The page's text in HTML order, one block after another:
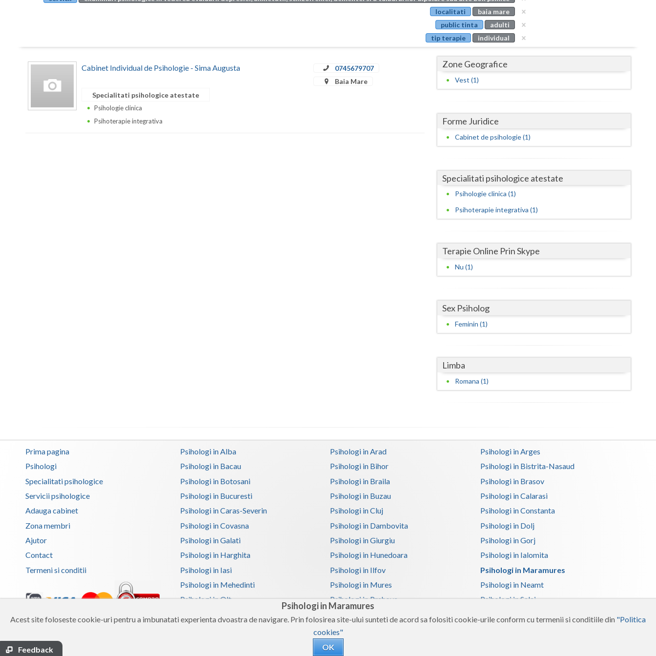
Psihologi in Maramures
Acest site foloseste cookie-uri pentru a imbunatati experienta dvoastra de navigare. Prin folosirea site-ului sunteti de acord sa folositi cookie-urile conform cu termenii si conditiile din "Politica
cookies"
OK
Buzau
Calarasi
Caras-Severin
Dolj
Giurgiu
Harghita
Ialomita
Iasi
Ilfov
Maramures
Mures
Satu-Mare
Suceava
Teleorman
Timis
Tulcea
Valcea
Vaslui
localitati
baia mare
public tinta
adulti
tip terapie
individual
Cabinet Individual de Psihologie - Sima Augusta
0745679707
Baia Mare
Specialitati psihologice atestate
Psihologie clinica
Psihoterapie integrativa
Zone Geografice
Vest (1)
Forme Juridice
Cabinet de psihologie (1)
Specialitati psihologice atestate
Psihologie clinica (1)
Psihoterapie integrativa (1)
Terapie Online Prin Skype
Nu (1)
Sex Psiholog
Feminin (1)
Limba
Romana (1)
Feedback
Prima pagina
Psihologi
Specialitati psihologice
Servicii psihologice
Adauga cabinet
Zona membri
Ajutor
Contact
Termeni si conditii
Copyright 2026 Reframing SRL
Built from scratch with
Psihologi in Alba Psihologi in Arad
Psihologi in Arges
Psihologi in Bacau
Psihologi in Bihor
Psihologi in Bistrita-Nasaud
Psihologi in Botosani
Psihologi in Braila
Psihologi in Brasov
Psihologi in Bucuresti
Psihologi in Buzau
Psihologi in Calarasi
Psihologi in Caras-Severin
Psihologi in Cluj
Psihologi in Constanta
Psihologi in Covasna
Psihologi in Dambovita
Psihologi in Dolj
Psihologi in Galati
Psihologi in Giurgiu
Psihologi in Gorj
Psihologi in Harghita
Psihologi in Hunedoara
Psihologi in Ialomita
Psihologi in Iasi
Psihologi in Ilfov
Psihologi in Maramures
Psihologi in Mehedinti
Psihologi in Mures
Psihologi in Neamt
Psihologi in Olt
Psihologi in Prahova
Psihologi in Salaj
Psihologi in Timis
Psihologi in Vaslui